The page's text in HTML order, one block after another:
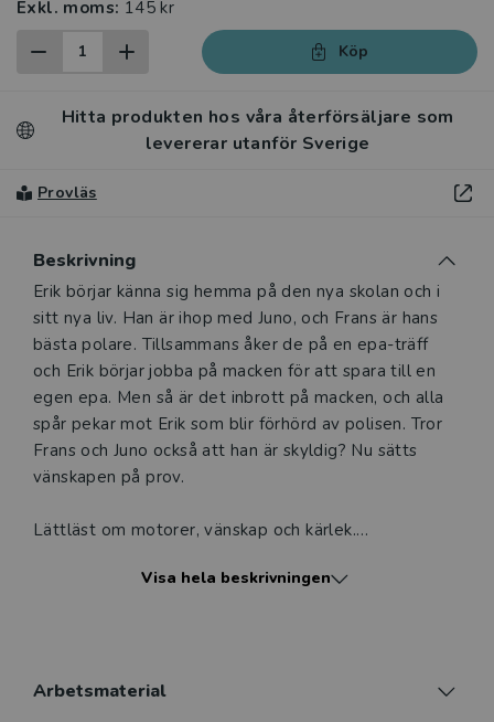
Exkl. moms: 145 kr
Köp
Hitta produkten hos våra återförsäljare som
levererar utanför Sverige
Provläs
Beskrivning
Beskrivning
Erik börjar känna sig hemma på den nya skolan och i
sitt nya liv. Han är ihop med Juno, och Frans är hans
bästa polare. Tillsammans åker de på en epa-träff
och Erik börjar jobba på macken för att spara till en
egen epa. Men så är det inbrott på macken, och alla
spår pekar mot Erik som blir förhörd av polisen. Tror
Frans och Juno också att han är skyldig? Nu sätts
vänskapen på prov.
Lättläst om motorer, vänskap och kärlek.
Berättelser att känna igen sig i är viktiga för att skapa
inte nödvändigtvis till det sämre. För här finns nya
Visa hela beskrivningen
Arbetsmaterial